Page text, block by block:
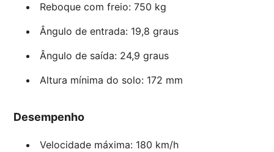
Reboque com freio: 750 kg
Ângulo de entrada: 19,8 graus
Ângulo de saída: 24,9 graus
Altura mínima do solo: 172 mm
Desempenho
Velocidade máxima: 180 km/h